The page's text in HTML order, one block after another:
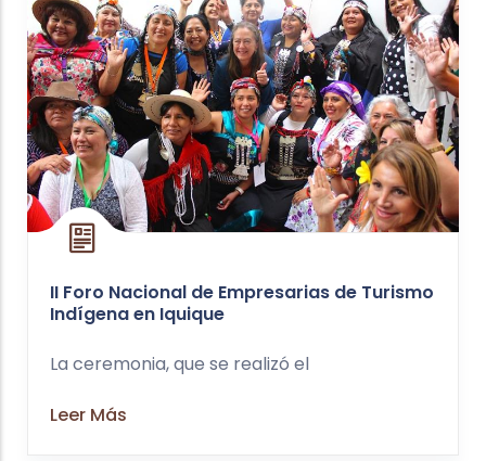
II Foro Nacional de Empresarias de Turismo
Indígena en Iquique
La ceremonia, que se realizó el
Leer Más